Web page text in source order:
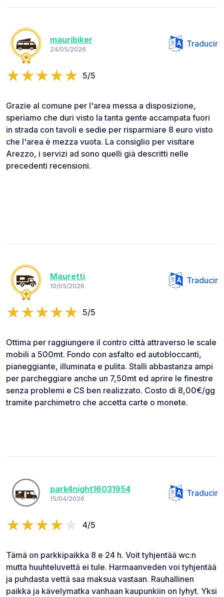
mauribiker
24/05/2026
Traducir
5/5
Grazie al comune per l'area messa a disposizione,
speriamo che duri visto la tanta gente accampata fuori
in strada con tavoli e sedie per risparmiare 8 euro visto
che l'area è mezza vuota. La consiglio per visitare
Arezzo, i servizi ad sono quelli già descritti nelle
precedenti recensioni.
Mauretti
10/05/2026
Traducir
5/5
Ottima per raggiungere il contro città attraverso le scale
mobili a 500mt. Fondo con asfalto ed autobloccanti,
pianeggiante, illuminata e pulita. Stalli abbastanza ampi
per parcheggiare anche un 7,50mt ed aprire le finestre
senza problemi e CS ben realizzato. Costo di 8,00€/gg
tramite parchimetro che accetta carte o monete.
park4night16031954
15/04/2026
Traducir
4/5
Tämä on parkkipaikka 8 e 24 h. Voit tyhjentää wc:n
mutta huuhteluvettä ei tule. Harmaanveden voi tyhjentää
ja puhdasta vettä saa maksua vastaan. Rauhallinen
paikka ja kävelymatka vanhaan kaupunkiin on lyhyt. Yksi